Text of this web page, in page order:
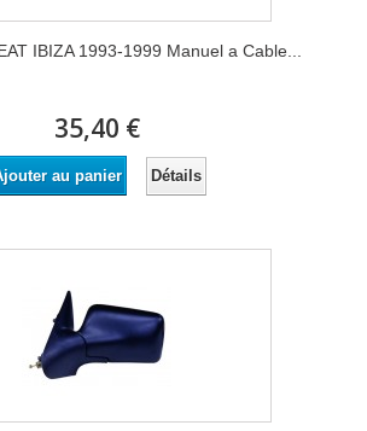
IBIZA 1993-1999 Manuel a Cable...
35,40 €
au panier Détails